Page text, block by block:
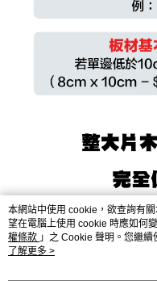
本網站中使用 cookie，欲查詢有
望在電腦上使用 cookie 時應如何
權條款 」之 Cookie 聲明。您繼
用條款之 Cookie 聲明使用 cookie。
了解更多 >